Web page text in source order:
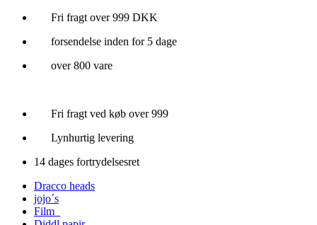
Videre
indhold
Fri fragt over 999 DKK
forsendelse inden for 5 dage
over 800 vare
Fri fragt ved køb over 999
Lynhurtig levering
14 dages fortrydelsesret
Dracco heads
jojo´s
Film